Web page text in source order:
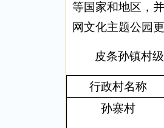
等国家和地区，
网文化主题公园
皮条孙镇村
行政村名称
孙寨村